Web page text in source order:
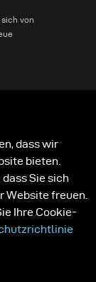
von
dass wir
bieten.
Sie sich
Website freuen.
Ihre Cookie-